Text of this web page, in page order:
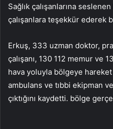
Sağlık çalışanlarına
çalışanlara teşekkür ederek
Erkuş, 333 uzman doktor,
çalışanı, 130 112 memur ve
hava yoluyla bölgeye
ambulans ve tıbbi ekipman
çıktığını kaydetti. bölge